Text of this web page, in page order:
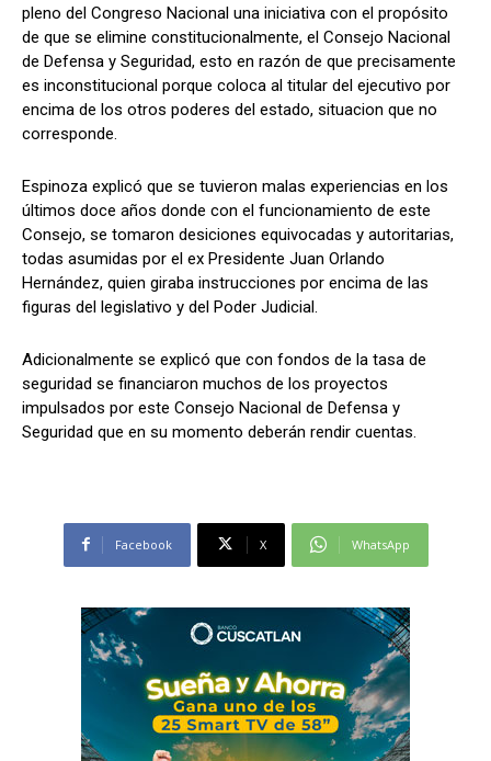
Comparta
Facebook X WhatsApp
Síganos
Comparta
Facebook X WhatsApp
Síganos
pleno del Congreso Nacional una iniciativa con el propósito
de que se elimine constitucionalmente, el Consejo Nacional
de Defensa y Seguridad, esto en razón de que precisamente
es inconstitucional porque coloca al titular del ejecutivo por
encima de los otros poderes del estado, situacion que no
corresponde.
Espinoza explicó que se tuvieron malas experiencias en los
últimos doce años donde con el funcionamiento de este
Consejo, se tomaron desiciones equivocadas y autoritarias,
todas asumidas por el ex Presidente Juan Orlando
Hernández, quien giraba instrucciones por encima de las
figuras del legislativo y del Poder Judicial.
Adicionalmente se explicó que con fondos de la tasa de
seguridad se financiaron muchos de los proyectos
impulsados por este Consejo Nacional de Defensa y
Seguridad que en su momento deberán rendir cuentas.
Facebook X WhatsApp